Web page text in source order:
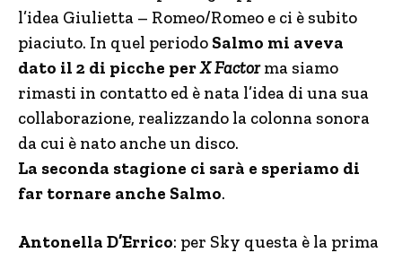
l’idea Giulietta – Romeo/Romeo e ci è subito
piaciuto. In quel periodo Salmo mi aveva
dato il 2 di picche perX Factor ma siamo
rimasti in contatto ed è nata l’idea di una sua
collaborazione, realizzando la colonna sonora
da cui è nato anche un disco.
La seconda stagione ci sarà e speriamo di
far tornare anche Salmo.
Antonella D’Errico: per Sky questa è la prima